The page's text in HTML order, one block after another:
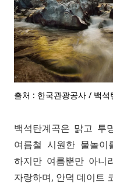
출처 : 한국관광공사 / 백석
백석탄계곡은 맑고 투
여름철 시원한 물놀이
하지만 여름뿐만 아니
자랑하며, 안덕 데이트